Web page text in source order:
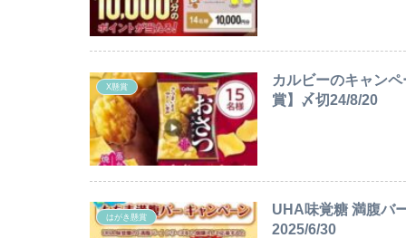
X懸賞
カルビーのキャン
賞】〆切24/8/20
はがき懸賞
UHA味覚糖 満腹バ
2025/6/30